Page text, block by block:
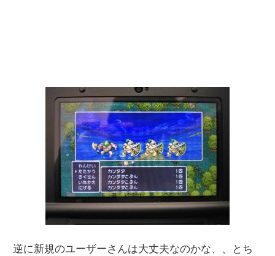
逆に新規のユーザーさんは大丈夫なのかな、、とち